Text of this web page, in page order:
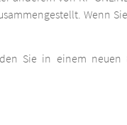
Wenn
Sie in einem